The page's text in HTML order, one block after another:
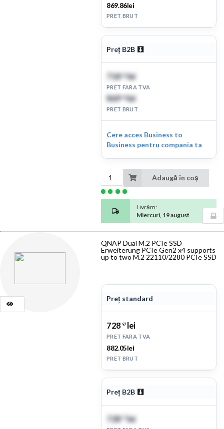
869.86lei
PRET BRUT
Preț B2B
718 lei
PRET FARA TVA
869 lei
PRET BRUT
Cere acces Business to
Business pentru compania ta
Adaugă în coș
Livrăm:
Miercuri, 19 august
QNAP Dual M.2 PCIe SSD
Erweiterung PCIe Gen2 x4 supports
up to two M.2 22110/2280 PCIe SSD
Preț standard
728 97lei
PRET FARA TVA
882.05lei
PRET BRUT
Preț B2B
728 lei